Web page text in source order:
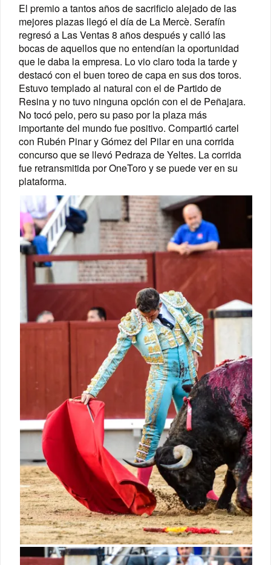
El premio a tantos años de sacrificio alejado de las
mejores plazas llegó el día de La Mercè. Serafín
regresó a Las Ventas 8 años después y calló las
bocas de aquellos que no entendían la oportunidad
que le daba la empresa. Lo vio claro toda la tarde y
destacó con el buen toreo de capa en sus dos toros.
Estuvo templado al natural con el de Partido de
Resina y no tuvo ninguna opción con el de Peñajara.
No tocó pelo, pero su paso por la plaza más
importante del mundo fue positivo. Compartió cartel
con Rubén Pinar y Gómez del Pilar en una corrida
concurso que se llevó Pedraza de Yeltes. La corrida
fue retransmitida por OneToro y se puede ver en su
plataforma.